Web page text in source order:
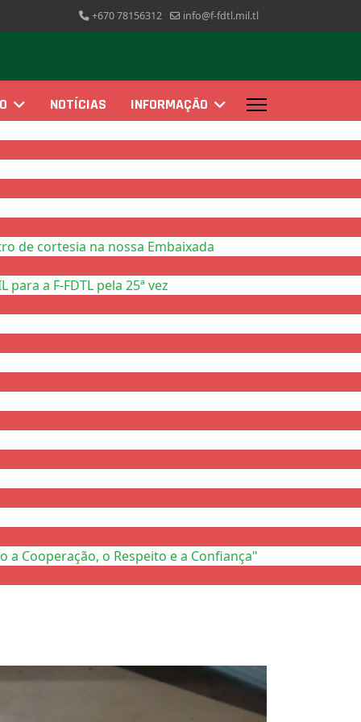
+670 78156312 info@f-fdtl.mil.tl
NOTÍCIAS INFORMAÇÃO
de cortesia na nossa Embaixada
a F-FDTL pela 25ª vez
a Cooperação, o Respeito e a Confiança"